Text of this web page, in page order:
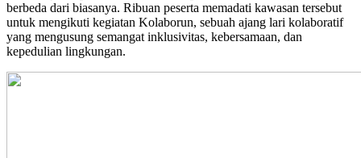
berbeda dari biasanya. Ribuan peserta memadati kawasan tersebut
untuk mengikuti kegiatan Kolaborun, sebuah ajang lari kolaboratif
yang mengusung semangat inklusivitas, kebersamaan, dan
kepedulian lingkungan.